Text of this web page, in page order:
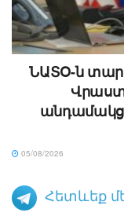
ՆԱՏՕ-ն
05/08/2026
Հետևեք